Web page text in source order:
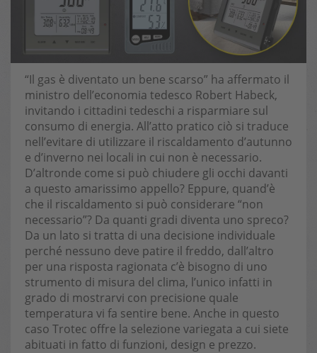
“Il gas è diventato un bene scarso” ha affermato il
ministro dell’economia tedesco Robert Habeck,
invitando i cittadini tedeschi a risparmiare sul
consumo di energia. All’atto pratico ciò si traduce
nell’evitare di utilizzare il riscaldamento d’autunno
e d’inverno nei locali in cui non è necessario.
D’altronde come si può chiudere gli occhi davanti
a questo amarissimo appello? Eppure, quand’è
che il riscaldamento si può considerare “non
necessario”? Da quanti gradi diventa uno spreco?
Da un lato si tratta di una decisione individuale
perché nessuno deve patire il freddo, dall’altro
per una risposta ragionata c’è bisogno di uno
strumento di misura del clima, l’unico infatti in
grado di mostrarvi con precisione quale
temperatura vi fa sentire bene. Anche in questo
caso Trotec offre la selezione variegata a cui siete
abituati in fatto di funzioni, design e prezzo.